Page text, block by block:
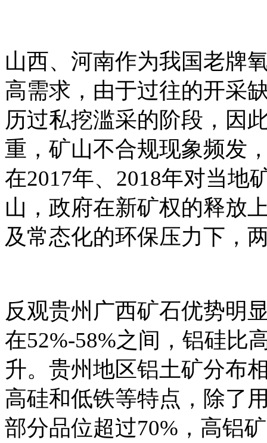
山西、河南作为我国老牌
高需求，由于过往的开采
历过私挖滥采的阶段，因
重，矿山不合规现象频发
在2017年、2018年对当地
山，政府在新矿权的释放
及常态化的环保压力下，
反观贵州广西矿石优势明
在52%-58%之间，铝硅比
升。贵州地区铝土矿分布
高硅和低铁等特点，除了
部分品位超过70%，高铝